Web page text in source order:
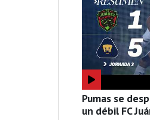
Pumas se
un débil FC